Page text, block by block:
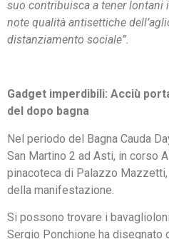
suo contribuisca a tener lontani
note qualità antisettiche
distanziamento sociale”.
Gadget imperdibili: Acciù
del dopo bagna
Nel periodo del Bagna Cauda
San Martino 2 ad Asti, in corso
pinacoteca di Palazzo
della manifestazione.
Si possono trovare i
Sergio Ponchione ha disegnato